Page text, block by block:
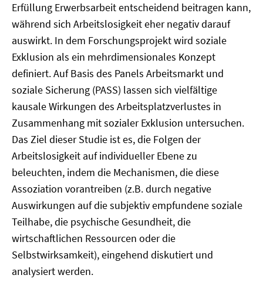
Erfüllung Erwerbsarbeit entscheidend beitragen kann,
während sich Arbeitslosigkeit eher negativ darauf
auswirkt. In dem Forschungsprojekt wird soziale
Exklusion als ein mehrdimensionales Konzept
definiert. Auf Basis des Panels Arbeitsmarkt und
soziale Sicherung (PASS) lassen sich vielfältige
kausale Wirkungen des Arbeitsplatzverlustes in
Zusammenhang mit sozialer Exklusion untersuchen.
Das Ziel dieser Studie ist es, die Folgen der
Arbeitslosigkeit auf individueller Ebene zu
beleuchten, indem die Mechanismen, die diese
Assoziation vorantreiben (z.B. durch negative
Auswirkungen auf die subjektiv empfundene soziale
Teilhabe, die psychische Gesundheit, die
wirtschaftlichen Ressourcen oder die
Selbstwirksamkeit), eingehend diskutiert und
analysiert werden.